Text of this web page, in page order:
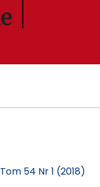
Tom 54 Nr 1 (2018)